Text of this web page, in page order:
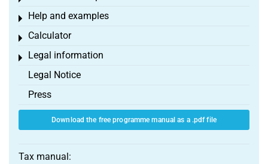
Help and examples
Toggle menu
Calculator
Toggle menu
Legal information
Toggle menu
Legal Notice
Press
Download the free programme manual as a .pdf file
Tax manual: